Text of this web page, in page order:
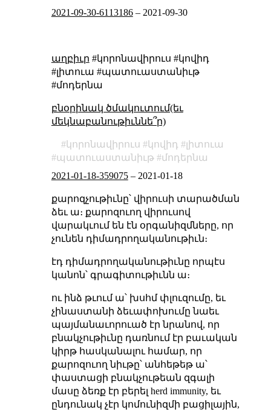
2021-09-30-6113186– 2021-09-30
աղբիւր #կորոնավիրուս #կովիդ
#լիտուա #պատուաստանիւթ
#մոդերնա
բնօրինակ ծմակուտում(եւ
մեկնաբանութիւննե՞ր)
կորոնավիրուս կովիդ
լիտուա
պատուաստանիւթ
մոդերնա
2021-01-18-359075– 2021-01-18
քարոզչութիւնը՝ վիրուսի տարածման
ձեւ ա։ քարոզուող վիրուսով
վարակւում են էն օրգանիզմները, որ
չունեն դիմադրողականութիւն։
էդ դիմադրողականութիւնը որպէս
կանոն՝ գրագիտութիւնն ա։
ու ինձ թւում ա՝ խսհմ փլուզումը, եւ
չինաստանի ձեւափոխումը նաեւ
պայմանաւորուած էր նրանով, որ
բնակչութիւնը դառնում էր բաւական
կիրթ հասկանալու համար, որ
քարոզուող նիւթը՝ անհեթեթ ա՝
փաստացի բնակչութեան զգալի
մասը ձեռք էր բերել herd immunity, եւ
ընդունակ չէր կոմունիզմի բացիլային,